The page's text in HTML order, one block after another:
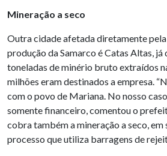
Mineração a seco
Outra cidade afetada diretamente
produção da Samarco é Catas Altas, já
toneladas de minério bruto extraídos
milhões eram destinados a empresa.
com o povo de Mariana. No nosso
somente financeiro, comentou o
cobra também a mineração a seco,
processo que utiliza barragens de